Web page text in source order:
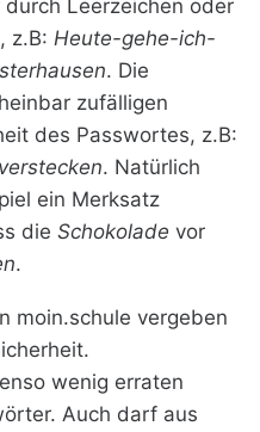
Leerzeichen oder
z.B: Heute-gehe-ich-
. Die
zufälligen
des Passwortes, z.B:
. Natürlich
ein Merksatz
die Schokolade vor
.
moin.schule vergeben
wenig erraten
Auch darf aus